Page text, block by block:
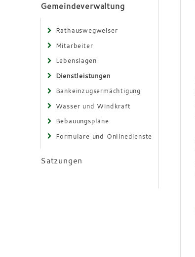
Gemeindeverwaltung
Rathauswegweiser
Mitarbeiter
Lebenslagen
Dienstleistungen
Bankeinzugsermächtigung
Wasser und Windkraft
Bebauungspläne
Formulare und Onlinedienste
Satzungen